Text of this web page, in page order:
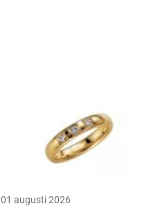
01 augusti 2026